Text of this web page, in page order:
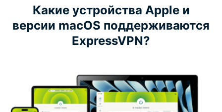
Какие устройства Apple и
версии macOS поддерживаются
ExpressVPN?